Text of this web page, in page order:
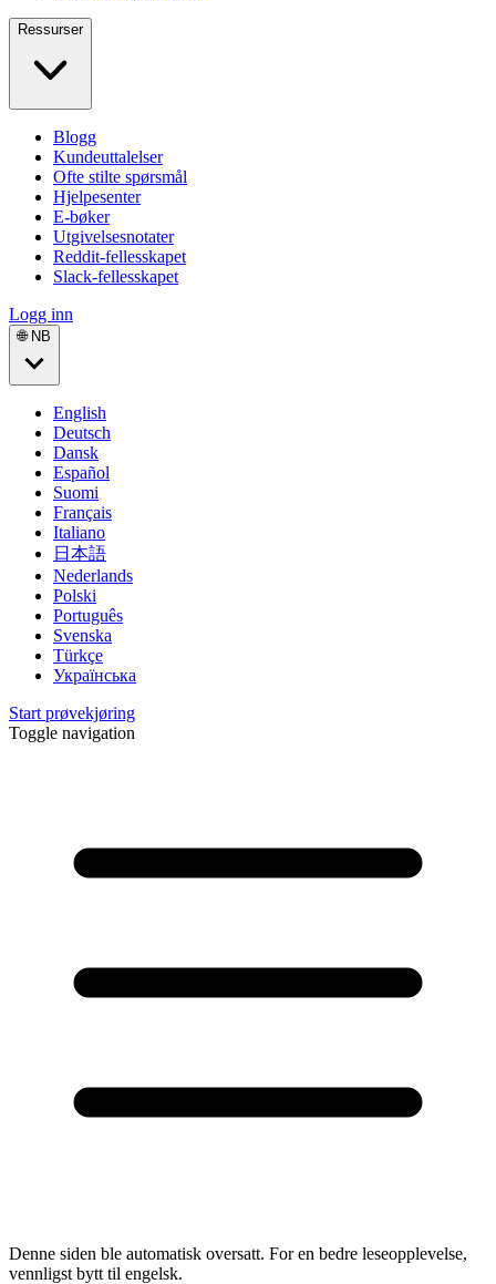
Ressurser
Blogg
Kundeuttalelser
Ofte stilte spørsmål
Hjelpesenter
E-bøker
Utgivelsesnotater
Reddit-fellesskapet
Slack-fellesskapet
Logg inn
🌐 NB
English
Deutsch
Dansk
Español
Suomi
Français
Italiano
日本語
Nederlands
Polski
Português
Svenska
Türkçe
Українська
Start prøvekjøring
Toggle navigation
Denne siden ble automatisk oversatt. For en bedre leseopplevelse,
vennligst bytt til engelsk.